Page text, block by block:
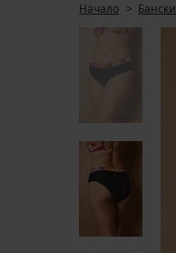
Начало Бански